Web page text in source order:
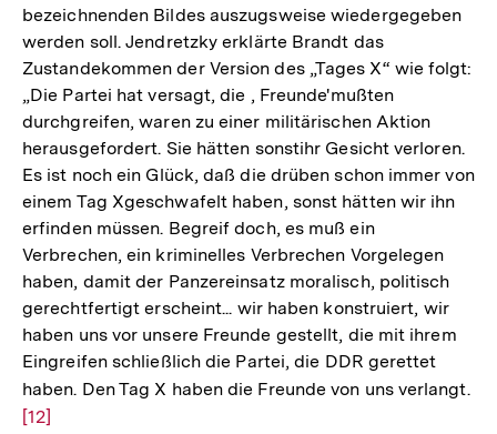
Auflösung
der
Fußnote
bezeichnenden Bildes auszugsweise wiedergegeben
werden soll. Jendretzky erklärte Brandt das
Zustandekommen der Version des „Tages X“ wie folgt:
„Die Partei hat versagt, die , Freunde'mußten
durchgreifen, waren zu einer militärischen Aktion
herausgefordert. Sie hätten sonstihr Gesicht verloren.
Es ist noch ein Glück, daß die drüben schon immer von
einem Tag Xgeschwafelt haben, sonst hätten wir ihn
erfinden müssen. Begreif doch, es muß ein
Verbrechen, ein kriminelles Verbrechen Vorgelegen
haben, damit der Panzereinsatz moralisch, politisch
gerechtfertigt erscheint... wir haben konstruiert, wir
haben uns vor unsere Freunde gestellt, die mit ihrem
Eingreifen schließlich die Partei, die DDR gerettet
haben. Den Tag X haben die Freunde von uns verlangt.
[12]